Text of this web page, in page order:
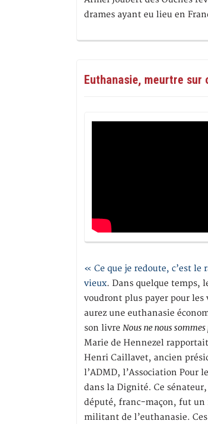
drames ayant eu lieu en
Euthanasie, meurtre sur
« Ce que je redoute, c’est le
vieux. Dans quelque temps,
voudront plus payer pour les
aurez une euthanasie
son livreNous ne nous
Marie de Hennezel
Henri Caillavet, ancien
l’ADMD, l’Association Pour
dans la Dignité. Ce
député, franc-maçon, fut un
militant de l’euthanasie.